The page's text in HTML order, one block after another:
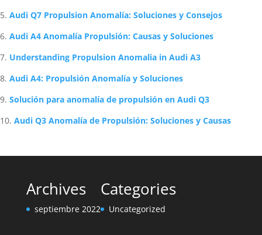
Audi Q7 Propulsion Anomalía: Soluciones y Consejos
Audi A4 Anomalía Propulsión: Causas y Soluciones
Understanding Propulsion Anomalia in Audi A3
Audi A4: Propulsión Anomalía y Soluciones
Solución para anomalía de propulsión en Audi Q3
Audi Q3 Anomalía de Propulsión: Soluciones y Causas
Archives
septiembre 2022
Categories
Uncategorized